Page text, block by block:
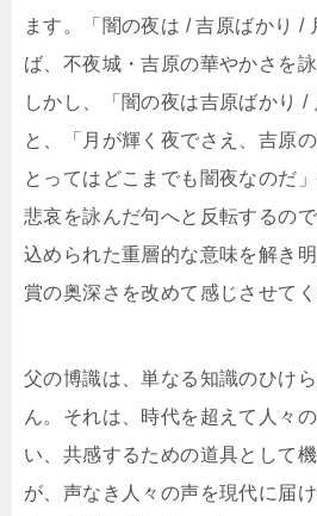
ます。「闇の夜は / 吉原ばかり /
ば、不夜城・吉原の華やかさを
しかし、「闇の夜は吉原ばかり /
と、「月が輝く夜でさえ、吉原
とってはどこまでも闇夜なのだ
悲哀を詠んだ句へと反転するの
込められた重層的な意味を解き
賞の奥深さを改めて感じさせてく
父の博識は、単なる知識のひけ
ん。それは、時代を超えて人々
い、共感するための道具として
が、声なき人々の声を現代に届